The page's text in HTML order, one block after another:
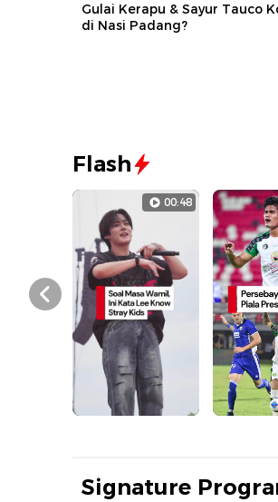
Gulai Kerapu & Sayur Tauco
di Nasi Padang?
Flash
00:48
Prev
Signature